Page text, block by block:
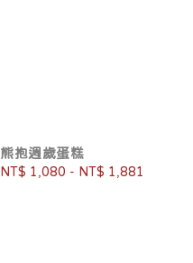
熊抱週歲蛋糕
Regular
NT$ 1,080 - NT$ 1,881